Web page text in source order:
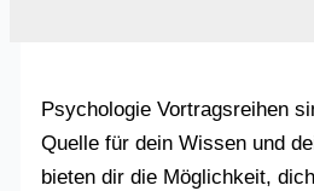
Psychologie Vortragsreihen
Quelle für dein Wissen und
bieten dir die Möglichkeit,